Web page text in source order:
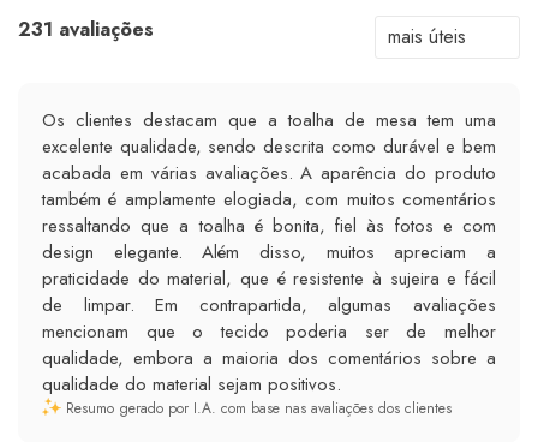
231 avaliações
Os clientes destacam que a toalha de mesa tem uma
excelente qualidade, sendo descrita como durável e bem
acabada em várias avaliações. A aparência do produto
também é amplamente elogiada, com muitos comentários
ressaltando que a toalha é bonita, fiel às fotos e com
design elegante. Além disso, muitos apreciam a
praticidade do material, que é resistente à sujeira e fácil
de limpar. Em contrapartida, algumas avaliações
mencionam que o tecido poderia ser de melhor
qualidade, embora a maioria dos comentários sobre a
qualidade do material sejam positivos.
Resumo gerado por I.A. com base nas avaliações dos clientes